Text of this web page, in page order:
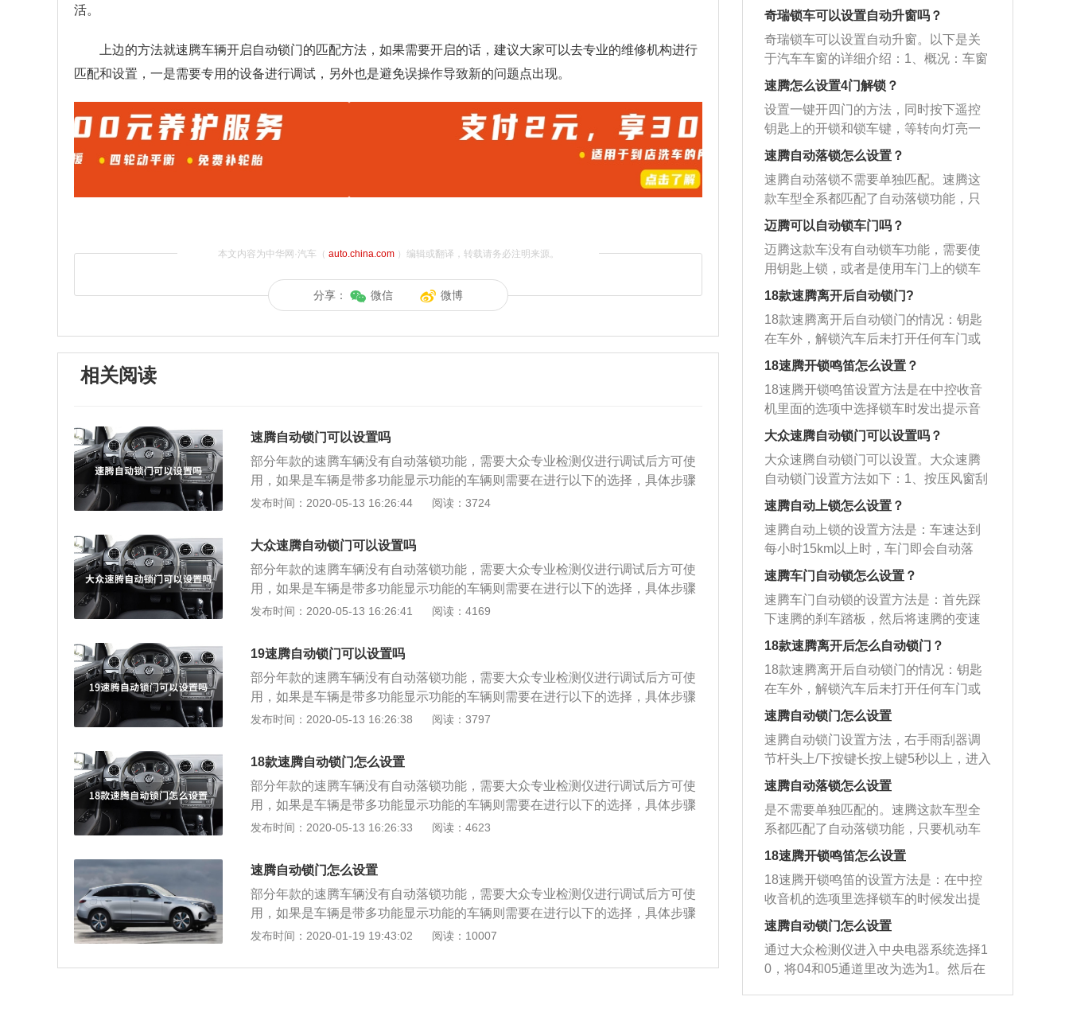
活。
上边的方法就速腾车辆开启自动锁门的匹配方法，如果需要开启的话，建议大家可以去专业的维修机构进行
匹配和设置，一是需要专用的设备进行调试，另外也是避免误操作导致新的问题点出现。
本文内容为中华网·汽车（ auto.china.com）编辑或翻译，转载请务必注明来源。
分享： 微信 微博
相关阅读
速腾自动锁门可以设置吗
部分年款的速腾车辆没有自动落锁功能，需要大众专业检测仪进行调试后方可使
用，如果是车辆是带多功能显示功能的车辆则需要在进行以下的选择，具体步骤
如下： 一用大众检测仪进入地址码为09的中央电器系统选择匹配（也就是10），
能。 二如果车辆带多功能显示功能的车辆，在完成中央电器系统09里面匹配后，
还需要在组合仪表的设置里面把自动落锁和自动解锁打开。方法如下。 1按压风
窗刮水器端部按钮2s以上，组合仪表出现主菜单。 2进入主菜单后进入设置功
能，通过上下翻按键选择，按压风窗刮水器下部ok按钮，出现设置菜单。 3选择
舒适功能，子菜单下选择门锁控制，然后选择自动门锁控制，把自动闭锁和自动
要开启的话，建议大家可以去专业的维修机构进行匹配和设置，一是需要专用的
设备进行调试，另外也是避免误操作导致新的问题点出现。
发布时间：2020-05-13 16:26:44 阅读：3724
大众速腾自动锁门可以设置吗
部分年款的速腾车辆没有自动落锁功能，需要大众专业检测仪进行调试后方可使
用，如果是车辆是带多功能显示功能的车辆则需要在进行以下的选择，具体步骤
如下： 一用大众检测仪进入地址码为09的中央电器系统选择匹配（也就是10），
能。 二如果车辆带多功能显示功能的车辆，在完成中央电器系统09里面匹配后，
还需要在组合仪表的设置里面把自动落锁和自动解锁打开。方法如下。 1按压风
窗刮水器端部按钮2s以上，组合仪表出现主菜单。 2进入主菜单后进入设置功
能，通过上下翻按键选择，按压风窗刮水器下部ok按钮，出现设置菜单。 3选择
舒适功能，子菜单下选择门锁控制，然后选择自动门锁控制，把自动闭锁和自动
要开启的话，建议大家可以去专业的维修机构进行匹配和设置，一是需要专用的
设备进行调试，另外也是避免误操作导致新的问题点出现。
发布时间：2020-05-13 16:26:41 阅读：4169
19速腾自动锁门可以设置吗
部分年款的速腾车辆没有自动落锁功能，需要大众专业检测仪进行调试后方可使
用，如果是车辆是带多功能显示功能的车辆则需要在进行以下的选择，具体步骤
如下： 一用大众检测仪进入地址码为09的中央电器系统选择匹配（也就是10），
能。 二如果车辆带多功能显示功能的车辆，在完成中央电器系统09里面匹配后，
还需要在组合仪表的设置里面把自动落锁和自动解锁打开。方法如下。 1按压风
窗刮水器端部按钮2s以上，组合仪表出现主菜单。 2进入主菜单后进入设置功
能，通过上下翻按键选择，按压风窗刮水器下部ok按钮，出现设置菜单。 3选择
舒适功能，子菜单下选择门锁控制，然后选择自动门锁控制，把自动闭锁和自动
要开启的话，建议大家可以去专业的维修机构进行匹配和设置，一是需要专用的
设备进行调试，另外也是避免误操作导致新的问题点出现。
发布时间：2020-05-13 16:26:38 阅读：3797
18款速腾自动锁门怎么设置
部分年款的速腾车辆没有自动落锁功能，需要大众专业检测仪进行调试后方可使
用，如果是车辆是带多功能显示功能的车辆则需要在进行以下的选择，具体步骤
如下： 一用大众检测仪进入地址码为09的中央电器系统选择匹配（也就是10），
能。 二如果车辆带多功能显示功能的车辆，在完成中央电器系统09里面匹配后，
还需要在组合仪表的设置里面把自动落锁和自动解锁打开。方法如下。 1按压风
窗刮水器端部按钮2s以上，组合仪表出现主菜单。 2进入主菜单后进入设置功
能，通过上下翻按键选择，按压风窗刮水器下部ok按钮，出现设置菜单。 3选择
舒适功能，子菜单下选择门锁控制，然后选择自动门锁控制，把自动闭锁和自动
发布时间：2020-05-13 16:26:33 阅读：4623
速腾自动锁门怎么设置
部分年款的速腾车辆没有自动落锁功能，需要大众专业检测仪进行调试后方可使
用，如果是车辆是带多功能显示功能的车辆则需要在进行以下的选择，具体步骤
如下： 一用大众检测仪进入地址码为09的中央电器系统选择匹配（也就是10），
能。 二如果车辆带多功能显示功能的车辆，在完成中央电器系统09里面匹配后，
发布时间：2020-01-19 19:43:02 阅读：10007
2设置完成连续按一键启动键，关闭四个
车门再按住驾驶员车门的锁门键不松开1
0秒以上即完成。
奇瑞锁车可以设置自动升窗吗？
奇瑞锁车可以设置自动升窗。以下是关
于汽车车窗的详细介绍：1、概况：车窗
（car-window）是整个车身的重要组成
部分，目的是满足车内采光、通风以及
驾驶员视野的需要。车窗按玻璃安装位
置不同，分为前、后风窗，侧窗和门
窗。2、其他：车窗结构通常为曲面封闭
式，在车身的车窗框与车窗玻璃之间，
用橡胶密封条连接。密封条起密封和缓
时不致损坏风窗玻璃。
速腾怎么设置4门解锁？
设置一键开四门的方法，同时按下遥控
钥匙上的开锁和锁车键，等转向灯亮一
下后松开即可。如果不成功需要到4S店
刷行车电脑。遥控钥匙是指利用中控锁
的无线遥控功能，不用把钥匙键插入锁
孔中，就可以远距离开门和锁门的钥
匙，多见于智能门锁。以下是更多相关
的介绍：汽车遥控钥匙的基本原理：从
车主身边发出微弱的电波，由汽车天线
别信号代码，再由该系统的执行器执行
启/闭锁的动作。该系统主要由发射机和
接收机两个部分组成。发射机由发射开
关、发射天线（键板）、集成电路等组
成。在键板上与信号发送电路组成一
体。单片集成电路小型化的结果是，在
电路的反面安装一块锂电池。发射机利
用FM调制发出识别代码，通过汽车的F
M天线进行接收，并利用分配器进入接收
机ECU的FM高频增幅处理器进行解调，
果是正确的代码，就输入控制电路并使
执行器工作。
速腾自动落锁怎么设置？
速腾自动落锁不需要单独匹配。速腾这
款车型全系都匹配了自动落锁功能，只
要机动车辆在行驶速度超过每小时15km
的时候，车辆的中控就会自动落锁，使
用非常的方便，可以有效防止车辆在等
红灯或者堵车的时候车门被强行拉开。
关于自动落锁功能的相关信息如下：1、
简介：机动车辆的自动落锁功能是当机
动车辆行驶到一定速度时，车辆的车门
乘坐车辆的时候私自打开车辆的后门，
发生不必要的交通事故。同时也可以防
止车辆在等红灯的时候有人拉开车门对
车主进行打劫。
迈腾可以自动锁车门吗？
迈腾这款车没有自动锁车功能，需要使
用钥匙上锁，或者是使用车门上的锁车
开关进行锁车。以下是关于无钥匙进入
功能的相关介绍：1、随着汽车生产技术
的不断发展，有很多高配置的车型采用
了无钥匙进入功能，汽车在熄火之后，
携带智能钥匙走到汽车的周围，点击车
门上的按钮，行车电脑检测到钥匙之
后，就可以锁车，同时也可以使用这种
要看一下汽车的双闪是否点亮，如果汽
车带有后视镜自动折叠功能，在锁车之
后后视镜会自动折叠，还有一种方式就
是拉一下汽车的门把手，如果打不开车
门，说明汽车处于上锁的状态。
18款速腾离开后自动锁门?
18款速腾离开后自动锁门的情况：钥匙
在车外，解锁汽车后未打开任何车门或
者后备箱，一分钟左右会自动锁车。关
于汽车自动落锁的更多资料如下：1、自
动落锁功能根据车型的不同，触发条件
也不同。2、例如18款速腾是车速到了规
定的时速会自动落锁，而有的车型只需
连续驾驶10秒钟，车锁便会自动锁止。
3、还有的车型行驶员只需一踩刹车，车
18速腾开锁鸣笛怎么设置？
18速腾开锁鸣笛设置方法是在中控收音
机里面的选项中选择锁车时发出提示音
即可。以下是关于速腾开锁鸣笛的具体
介绍：1、速腾车门上锁时喇叭不发出声
音，这让很多车主在锁车时不好判断车
门是不是被锁上或打开，开启这个功能
后，在锁车时只要听到喇叭的声音，就
不用担心车门没有被锁上。2、该功能中
发出声响的并不是平时按的喇叭，而是
是很小很清脆的“嘀嘀”声。
大众速腾自动锁门可以设置吗？
大众速腾自动锁门可以设置。大众速腾
自动锁门设置方法如下：1、按压风窗刮
水器端部按钮2s以上，组合仪表出现主
菜单。2、打开主菜单，进入设置功能，
通过上下翻按键选择，按压风窗刮水器
下部ok按钮，出现设置菜单。3、选择舒
适功能，子菜单下选择门锁控制，选择
自动门锁控制，勾选自动闭锁和自动解
锁即可激活。4、建议去专业维修机构进
试；避免误操作导致新问题出现。
速腾自动上锁怎么设置？
速腾自动上锁的设置方法是：车速达到
每小时15km以上时，车门即会自动落
锁，自动落锁功能的目的是防盗，行车
后能够很快落锁，防止堵车和等红绿灯
时被拉门抢劫，可以起到一定的安全防
范作用。速腾车身尺寸是：长4753m
m、宽1800mm、高1462mm、轴距为27
31mm。速腾搭载了1.2t涡轮增压发动
机，最大功率是85千瓦，最大扭矩是175
速腾车门自动锁怎么设置？
速腾车门自动锁的设置方法是：首先踩
下速腾的刹车踏板，然后将速腾的变速
杆置于P挡再松开刹车踏板，连续按次一
键启动键，关闭四个车门，再按住驾驶
员车门的锁门键不松开10秒以上即可设
置完成。速腾是一汽大众旗下的一款紧
凑型车，该车长宽高分别是4544mm、1
760mm、1461mm，轴距是2578mm，
搭载的是1.4TSI、1.8TSI以及1.6L自然吸
18款速腾离开后怎么自动锁门？
18款速腾离开后自动锁门的情况：钥匙
在车外，解锁汽车后未打开任何车门或
者后备箱，一分钟左右会自动锁车。自
动落锁功能根据车型的不同，触发条件
也是不同的。例如速腾是车速到了需要
的时速会自动落锁。有的车型只需连续
驾驶10秒钟，车锁便会自动锁止；还有
的车型行驶员只需一踩刹车，车锁就会
自动锁死。18款速腾的车身尺寸为长465
为2651mm。
速腾自动锁门怎么设置
速腾自动锁门设置方法，右手雨刮器调
节杆头上/下按键长按上键5秒以上，进入
行车电脑设置，按一下上/下是换项数
据，按住上5秒以上就进入行车电脑的主
菜单进行设置。外观方面，从整体外观
看全新速腾，无需logo便可认出是一款
大众的车，这与大众家族式设计密不可
分。全新速腾前脸保持了大众品牌独有
的风格，棱角分明的前大灯与宽大的前
起的两条造型线：一条源起大灯内侧棱
角，穿越整个前盖，直达A柱，两条造型
线与前格栅形成完美夹角造型，让原本
速腾自动落锁怎么设置
是不需要单独匹配的。速腾这款车型全
系都匹配了自动落锁功能，只要机动车
辆在行驶速度超过每小时15km的时候，
车辆的中控就会自动落锁，使用非常的
方便，可以有效防止车辆在等红灯或者
堵车的时候车门被强行拉开。机动车辆
的自动落锁功能是当机动车辆行驶到一
定速度时，车辆的车门会自动锁住。对
于机动车辆有儿童乘坐的情况，使用起
18速腾开锁鸣笛怎么设置
18速腾开锁鸣笛的设置方法是：在中控
收音机的选项里选择锁车的时候发出提
示音。开启开锁鸣笛这个功能后，在锁
车的时候听到喇叭的声音，证明车门已
经锁上了，就不用担心车门会不会没有
被锁上。这个功能发出的声音不是跟平
常按的喇叭声音一样，而是独立的外置
速腾自动锁门怎么设置
通过大众检测仪进入中央电器系统选择1
0，将04和05通道里改为选为1。然后在